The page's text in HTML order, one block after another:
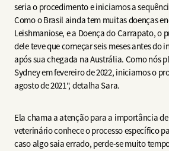
seria o procedimento e iniciamos a
Como o Brasil ainda tem muitas doenças
Leishmaniose, e a Doença do Carrapato, o
dele teve que começar seis meses antes do
após sua chegada na Austrália. Como nós
Sydney em fevereiro de 2022, iniciamos o
agosto de 2021", detalha Sara.
Ela chama a atenção para a importância
veterinário conhece o processo específico
caso algo saia errado, perde-se muito